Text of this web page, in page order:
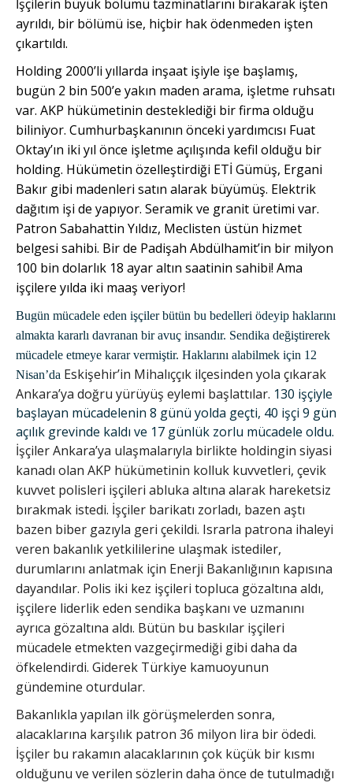
İşçilerin büyük bölümü tazminatlarını bırakarak işten
ayrıldı, bir bölümü ise, hiçbir hak ödenmeden işten
çıkartıldı.
Holding 2000’li yıllarda inşaat işiyle işe başlamış,
bugün 2 bin 500’e yakın maden arama, işletme ruhsatı
var. AKP hükümetinin desteklediği bir firma olduğu
biliniyor. Cumhurbaşkanının önceki yardımcısı Fuat
Oktay’ın iki yıl önce işletme açılışında kefil olduğu bir
holding. Hükümetin özelleştirdiği ETİ Gümüş, Ergani
Bakır gibi madenleri satın alarak büyümüş. Elektrik
dağıtım işi de yapıyor. Seramik ve granit üretimi var.
Patron Sabahattin Yıldız, Meclisten üstün hizmet
belgesi sahibi. Bir de Padişah Abdülhamit’in bir milyon
100 bin dolarlık 18 ayar altın saatinin sahibi! Ama
işçilere yılda iki maaş veriyor!
Bugün mücadele eden işçiler bütün bu bedelleri ödeyip haklarını
almakta kararlı davranan bir avuç insandır. Sendika değiştirerek
mücadele etmeye karar vermiştir. Haklarını alabilmek için 12
Nisan’da Eskişehir’in Mihalıççık ilçesinden yola çıkarak
Ankara’ya doğru yürüyüş eylemi başlattılar. 130 işçiyle
başlayan mücadelenin 8 günü yolda geçti, 40 işçi 9 gün
açılık grevinde kaldı ve 17 günlük zorlu mücadele oldu.
İşçiler Ankara’ya ulaşmalarıyla birlikte holdingin siyasi
kanadı olan AKP hükümetinin kolluk kuvvetleri, çevik
kuvvet polisleri işçileri abluka altına alarak hareketsiz
bırakmak istedi. İşçiler barikatı zorladı, bazen aştı
bazen biber gazıyla geri çekildi. Israrla patrona ihaleyi
veren bakanlık yetkililerine ulaşmak istediler,
durumlarını anlatmak için Enerji Bakanlığının kapısına
dayandılar. Polis iki kez işçileri topluca gözaltına aldı,
işçilere liderlik eden sendika başkanı ve uzmanını
ayrıca gözaltına aldı. Bütün bu baskılar işçileri
mücadele etmekten vazgeçirmediği gibi daha da
öfkelendirdi. Giderek Türkiye kamuoyunun
gündemine oturdular.
Bakanlıkla yapılan ilk görüşmelerden sonra,
alacaklarına karşılık patron 36 milyon lira bir ödedi.
İşçiler bu rakamın alacaklarının çok küçük bir kısmı
olduğunu ve verilen sözlerin daha önce de tutulmadığı